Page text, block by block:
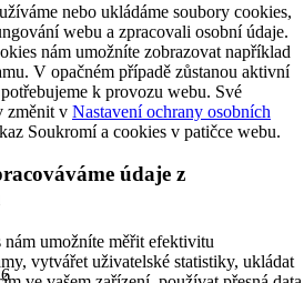
nebo ukládáme soubory cookies,
webu a zpracovali osobní údaje.
nám umožníte zobrazovat například
V opačném případě zůstanou aktivní
k provozu webu. Své
změnit v Nastavení ochrany osobních
Soukromí a cookies v patičce webu.
údaje z
umožníte měřit efektivitu
vytvářet uživatelské statistiky, ukládat